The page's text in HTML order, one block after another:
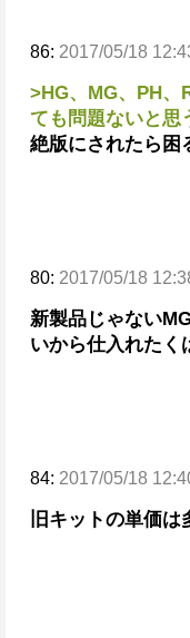
86: 2017/05/18
>HG、MG、PH、
ても問題ないと思
絶版にされたら困
80: 2017/05/18
新製品じゃない
いから仕入れたく
84: 2017/05/18
旧キットの単価